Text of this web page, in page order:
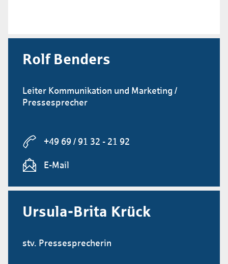
Rolf Benders
Leiter Kommunikation und Marketing /
Pressesprecher
+49 69 / 91 32 - 21 92
E-Mail
Ursula-Brita Krück
stv. Pressesprecherin